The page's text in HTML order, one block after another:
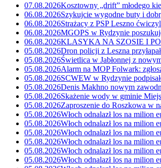
07.08.2026Kosztowny „drift” młodego
06.08.2026Szykujcie wygodne buty i
06.08.2026Strażacy z PSP Leszno
06.08.2026MGOPS w Rydzynie
06.08.2026KLASYKA NA SZOSIE I
05.08.2026Dron policji z Leszna
05.08.2026Świetlica w Jabłonnej z
05.08.2026Alarm na MOP Folwark:
05.08.2026SCWEW w Rydzynie
05.08.2026Denis Makhno nowym
05.08.2026Skażenie wody w gminie
05.08.2026Zaproszenie do Roszkowa w
05.08.2026Włoch odnalazł los na milion
05.08.2026Włoch odnalazł los na milion
05.08.2026Włoch odnalazł los na milion
05.08.2026Włoch odnalazł los na milion
05.08.2026Włoch odnalazł los na milion
05.08.2026Włoch odnalazł los na milion